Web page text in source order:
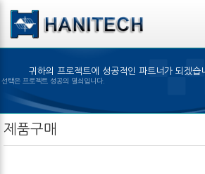
본문 바로가기
귀하의 프로젝트에 성공적인 파트너가 되겠습
제품의 선택은 프로젝트 성공의 열쇠입니다.
제품구매